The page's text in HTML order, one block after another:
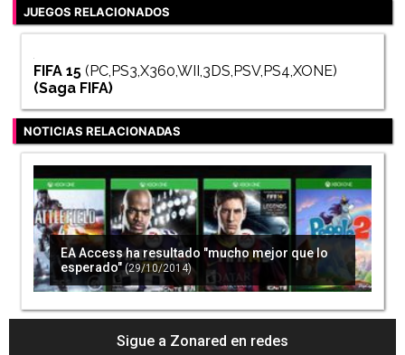
JUEGOS RELACIONADOS
FIFA 15 (PC,PS3,X360,WII,3DS,PSV,PS4,XONE)
(Saga FIFA)
NOTICIAS RELACIONADAS
EA Access ha resultado "mucho mejor que lo
esperado" (29/10/2014)
Sigue a Zonared en redes